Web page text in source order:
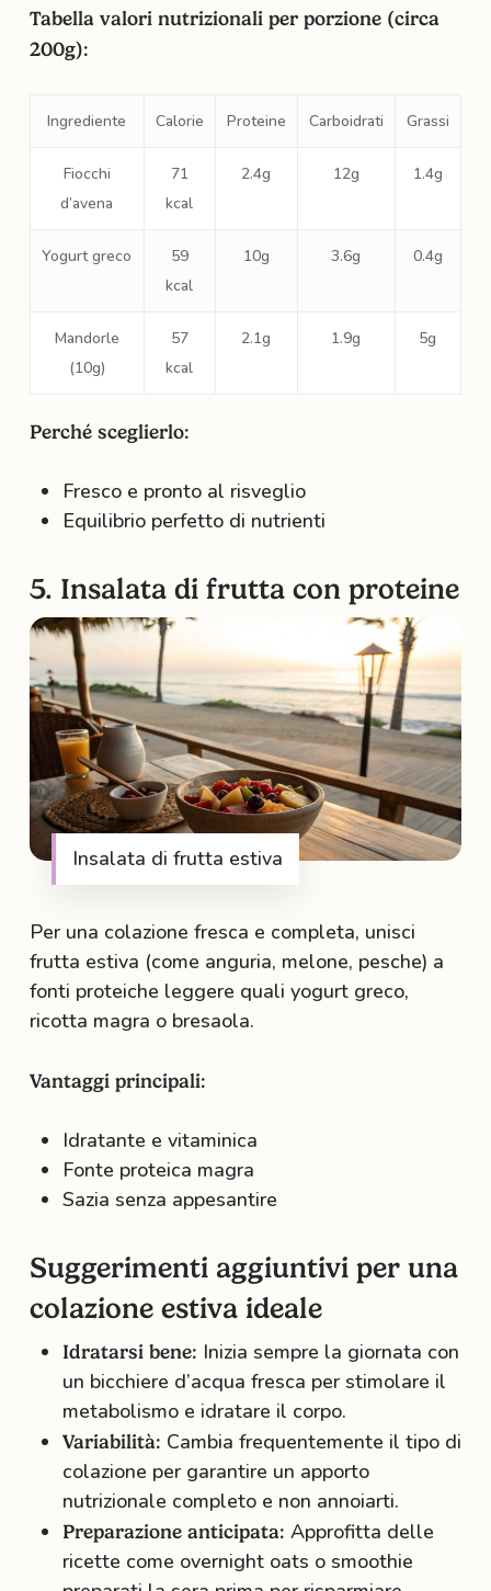
Tabella valori nutrizionali per porzione (circa
200g):
Ingrediente Calorie Proteine Carboidrati Grassi
Fiocchi
d’avena
71
kcal
2.4g 12g 1.4g
Yogurt greco
59
kcal
10g 3.6g 0.4g
Mandorle
(10g)
57
kcal
2.1g 1.9g 5g
Perché sceglierlo:
Fresco e pronto al risveglio
Equilibrio perfetto di nutrienti
5. Insalata di frutta con proteine
Insalata di frutta estiva
Per una colazione fresca e completa, unisci
frutta estiva (come anguria, melone, pesche) a
fonti proteiche leggere quali yogurt greco,
ricotta magra o bresaola.
Vantaggi principali:
Idratante e vitaminica
Fonte proteica magra
Sazia senza appesantire
Suggerimenti aggiuntivi per una
colazione estiva ideale
Idratarsi bene: Inizia sempre la giornata con
un bicchiere d’acqua fresca per stimolare il
metabolismo e idratare il corpo.
Variabilità: Cambia frequentemente il tipo di
colazione per garantire un apporto
nutrizionale completo e non annoiarti.
Preparazione anticipata: Approfitta delle
ricette come overnight oats o smoothie